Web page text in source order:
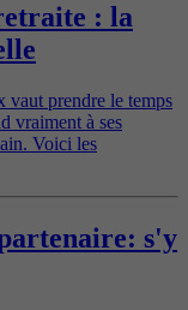
: la
vaut prendre le temps
vraiment à ses
Voici les
s'y